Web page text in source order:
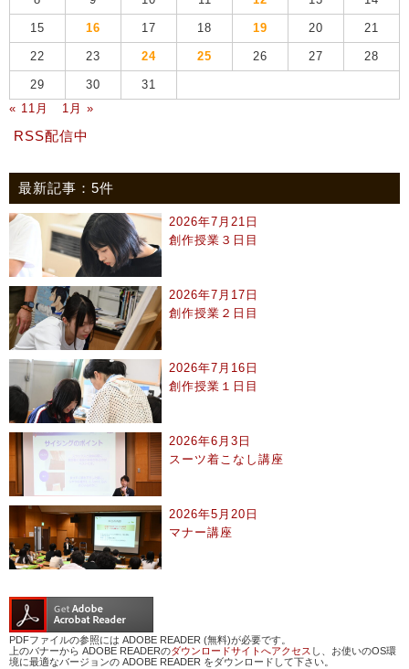
15 16 17 18 19 20 21
22 23 24 25 26 27 28
29 30
31
« 11月
1月 »
RSS配信中
最新記事：5件
2026年7月21日
創作授業３日目
2026年7月17日
創作授業２日目
2026年7月16日
創作授業１日目
2026年6月3日
スーツ着こなし講座
2026年5月20日
マナー講座
PDFファイルの参照には ADOBE READER (無料)が必要です。
上のバナーから ADOBE READERのダウンロードサイトへアクセス し、お使いのOS環
境に最適なバージョンの ADOBE READER をダウンロードして下さい。